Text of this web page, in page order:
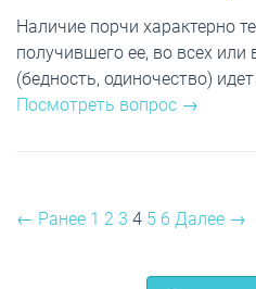
Наличие порчи характерно
получившего ее, во всех
(бедность, одиночество) идет
Посмотреть вопрос →
← Ранее 1 2 3 4 5 6 Далее →